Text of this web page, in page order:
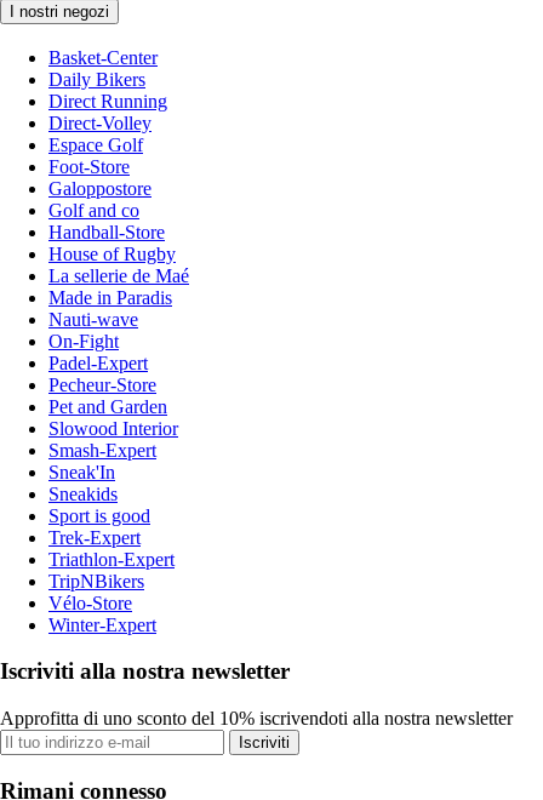
I nostri negozi
Basket-Center
Daily Bikers
Direct Running
Direct-Volley
Espace Golf
Foot-Store
Galoppostore
Golf and co
Handball-Store
House of Rugby
La sellerie de Maé
Made in Paradis
Nauti-wave
On-Fight
Padel-Expert
Pecheur-Store
Pet and Garden
Slowood Interior
Smash-Expert
Sneak'In
Sneakids
Sport is good
Trek-Expert
Triathlon-Expert
TripNBikers
Vélo-Store
Winter-Expert
Iscriviti alla nostra newsletter
Approfitta di uno sconto del 10% iscrivendoti alla nostra newsletter
Iscriviti
Rimani connesso